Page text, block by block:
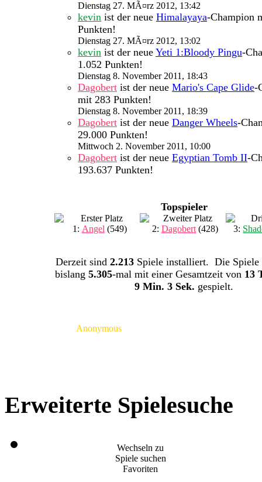
Dienstag 27. MÃ¤rz 2012, 13:42
kevin ist der neue Himalayaya-Champion
Punkten!
Dienstag 27. MÃ¤rz 2012, 13:02
kevin ist der neue Yeti 1:Bloody Pingu-
1.052 Punkten!
Dienstag 8. November 2011, 18:43
Dagobert ist der neue Mario's Cape Glide-
mit 283 Punkten!
Dienstag 8. November 2011, 18:39
Dagobert ist der neue Danger Wheels-
29.000 Punkten!
Mittwoch 2. November 2011, 10:00
Dagobert ist der neue Egyptian Tomb II-
193.637 Punkten!
Topspieler
1: Angel (549) 2:Dagobert (428) 3:
Derzeit sind 2.213Spiele installiert. Die Spiele
bislang 5.305-mal mit einer Gesamtzeit von 13
9 Min. 3 Sek. gespielt.
Anonymous
Erweiterte Spielesuche
Wechseln zu
Spiele suchen
Favoriten